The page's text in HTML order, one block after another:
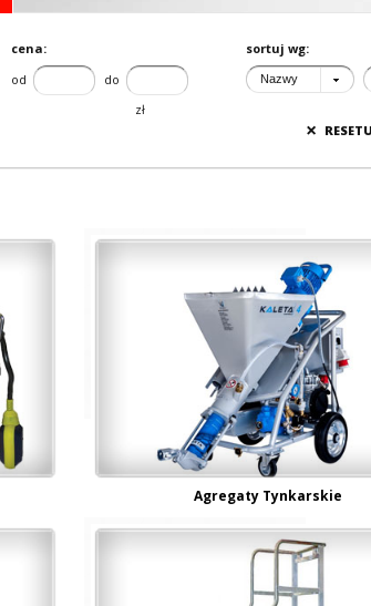
cena:
od
do
zł
sortuj wg:
Nazwy
×
Agregaty Tynkarskie